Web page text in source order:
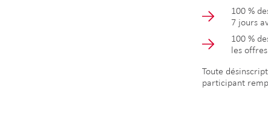
100 %
7 jours
100 %
les
Toute
participant